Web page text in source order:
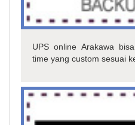
UPS online Arakawa
time yang custom sesuai